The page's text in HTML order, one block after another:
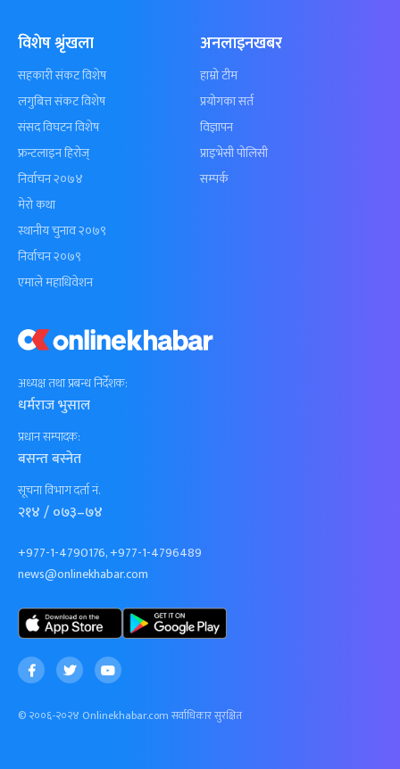
अध्यक्ष तथा प्रबन्ध निर्देशक:
धर्मराज भुसाल
प्रधान सम्पादक:
बसन्त बस्नेत
सूचना विभाग दर्ता नं.
२१४ / ०७३–७४
+977-1-4790176, +977-1-4796489
news@onlinekhabar.com
© २००६-२०२४ Onlinekhabar.com सर्वाधिकार सुरक्षित
विशेष श्रृंखला
सहकारी संकट विशेष
लगुबित्त संकट विशेष
संसद विघटन विशेष
फ्रन्टलाइन हिरोज्
निर्वाचन २०७४
मेरो कथा
स्थानीय चुनाव २०७९
निर्वाचन २०७९
एमाले महाधिवेशन
अनलाइनखबर
हाम्रो टीम
प्रयोगका सर्त
विज्ञापन
प्राइभेसी पोलिसी
सम्पर्क